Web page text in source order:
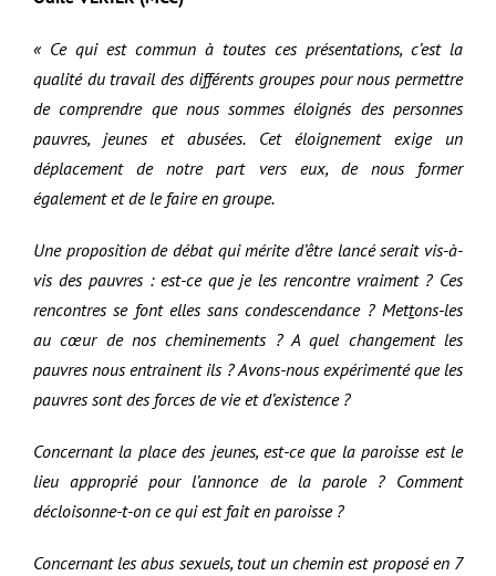
« Ce qui est commun à toutes ces présentations, c’est la
qualité du travail des différents groupes pour nous permettre
de comprendre que nous sommes éloignés des personnes
pauvres, jeunes et abusées. Cet éloignement exige un
déplacement de notre part vers eux, de nous former
également et de le faire en groupe.
Une proposition de débat qui mérite d’être lancé serait vis-à-
vis des pauvres : est-ce que je les rencontre vraiment ? Ces
rencontres se font elles sans condescendance ? Mettons-les
au cœur de nos cheminements ? A quel changement les
pauvres nous entrainent ils ? Avons-nous expérimenté que les
pauvres sont des forces de vie et d’existence ?
Concernant la place des jeunes, est-ce que la paroisse est le
lieu approprié pour l’annonce de la parole ? Comment
décloisonne-t-on ce qui est fait en paroisse ?
Concernant les abus sexuels, tout un chemin est proposé en 7